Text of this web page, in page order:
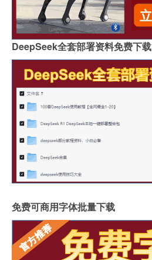
DeepSeek全套部署资料免费下载
免费可商用字体批量下载